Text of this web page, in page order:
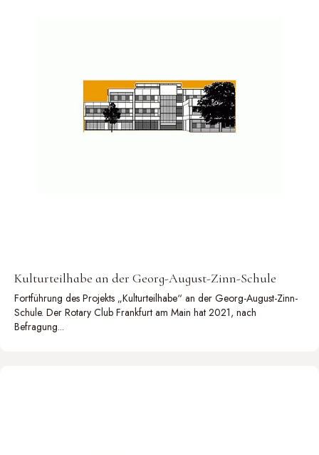
Kulturteilhabe an der Georg-August-Zinn-Schule
Fortführung des Projekts „Kulturteilhabe“ an der Georg-August-Zinn-
Schule. Der Rotary Club Frankfurt am Main hat 2021, nach
Befragung...